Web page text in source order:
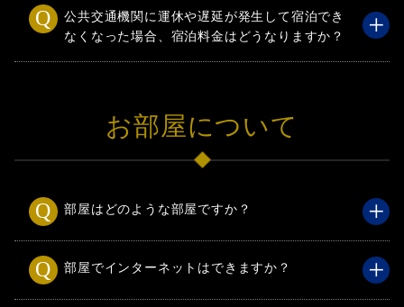
公共交通機関に運休や遅延が発生して宿泊でき
なくなった場合、宿泊料金はどうなりますか？
お部屋について
部屋はどのような部屋ですか？
部屋でインターネットはできますか？